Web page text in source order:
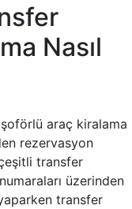
Nasıl
araç kiralama
rezervasyon
transfer
üzerinden
transfer